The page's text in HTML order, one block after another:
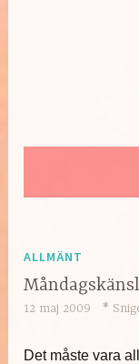
ALLMÄNT
12 maj 2009 *
Det måste vara